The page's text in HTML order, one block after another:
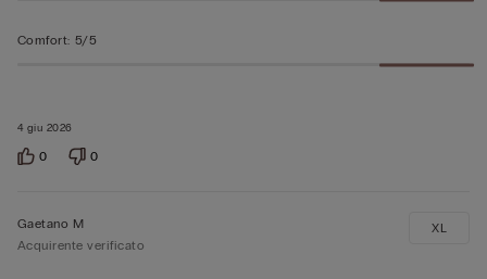
4 giu 2026
Comfort: 5/5
0 0
Gaetano M
Acquirente verificato
XL